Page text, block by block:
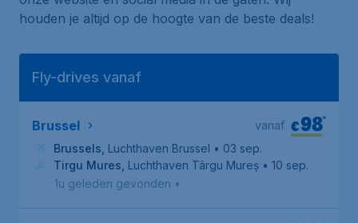
houden je altijd op de hoogte van de beste deals!
Fly-drives vanaf
Brussel €98*
vanaf
Brussels Luchthaven Brussel • 03 sep.
Tirgu Mures Luchthaven Târgu Mureș • 10 sep.
1u geleden gevonden •